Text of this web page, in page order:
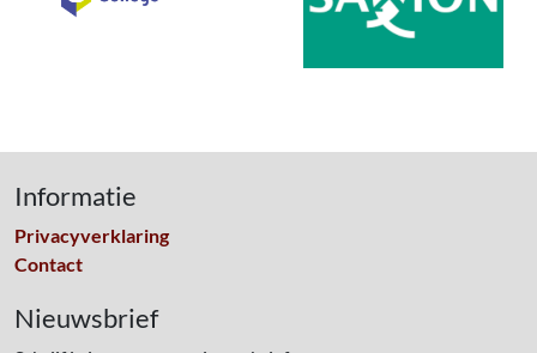
Informatie
Privacyverklaring
Contact
Nieuwsbrief